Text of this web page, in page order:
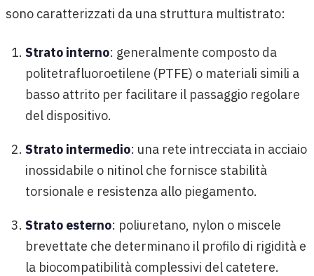
sono caratterizzati da una struttura multistrato:
Strato interno: generalmente composto da
politetrafluoroetilene (PTFE) o materiali simili a
basso attrito per facilitare il passaggio regolare
del dispositivo.
Strato intermedio: una rete intrecciata in acciaio
inossidabile o nitinol che fornisce stabilità
torsionale e resistenza allo piegamento.
Strato esterno: poliuretano, nylon o miscele
brevettate che determinano il profilo di rigidità e
la biocompatibilità complessivi del catetere.